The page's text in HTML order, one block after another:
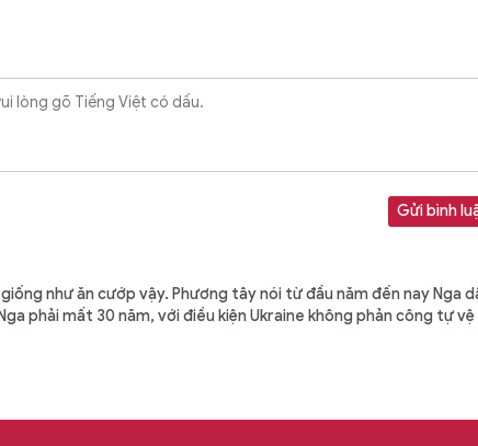
Gửi bình
như ăn cướp vậy. Phương tây nói từ đầu năm đến nay Nga
phải mất 30 năm, với điều kiện Ukraine không phản công tự